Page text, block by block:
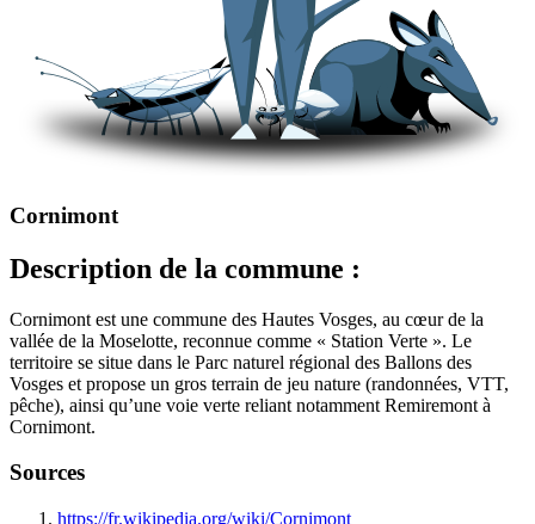
Cornimont
Description de la commune :
Cornimont est une commune des Hautes Vosges, au cœur de la
vallée de la Moselotte, reconnue comme « Station Verte ». Le
territoire se situe dans le Parc naturel régional des Ballons des
Vosges et propose un gros terrain de jeu nature (randonnées, VTT,
pêche), ainsi qu’une voie verte reliant notamment Remiremont à
Cornimont.
Sources
https://fr.wikipedia.org/wiki/Cornimont